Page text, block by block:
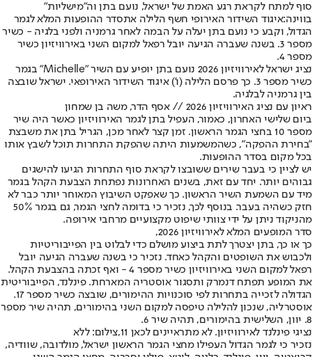
סוף למתח לקראת רגע האמת של ישראל, נועם בתן וה"מישליות"
בווינה:איגוד השידור האירופי חשף הלילה אתסדר ההופעות המלא לגמר
הגדול, וקבע כי נועם בתן יעלה על הבמה לאחר גרמניה ולפני בלגיה - כשיר
מספר 3. בשנה שעברה הגיעה יובל רפאל למקום השני באירוויזיון כשיר
מספר 4.
נציג ישראל לאירוויזיון 2026 נועם בתן יופיע עם השיר "Michelle" בגמר
כשיר מספר 3. כך פרסם הלילה (ו') איגוד השידור האירופאי. ישראל שובצה
בין גרמניה לבלגיה.
ראיון עם נציג האירוויזיון 2026 // אסף הדר, משה בן שמחון
ביום שלישי האחרון, כאמור, העפיל בתן לגמר האירוויזיון כאשר היה שיר
מספר 10 בחצי הגמר הראשון. זמן קצר לאחר מכן, הגריל בתן את משבצת
"בחירת ההפקה", כשהמשמעות היתה שהפקת התחרות תוכל לשבץ אותו
בכל מקום בסדר ההופעות.
יש לציין כי בעבר שירים ששובצו לקראת סוף התחרות הגיעו להישגים
גבוהים יותר. יחד עם זאת, בשנים האחרונות נפתחת הצבעת הקהל בגמר
מיד עם השמעת השיר הראשון. כך שאפקט השיבוץ המאוחר יותר כבר לא
חזק כשהיה בעבר. בנוסף לכך, נזכיר כי בדומה לחצי הגמר, גם בגמר 50%
מהניקוד ניתן על ידי צוותי שיפוט מקצועיים מרחבי אירופה.
סדר המופעים המלא לאירוויזיון 2026,
כך או כך, בתן יצטרך לתת ביצוע מושלם כדי לבלוט בין הפייבוריטיות
ולכבוש את השופטים והקהל כאחד. נזכיר כי בשנה שעברה הגיעה יובל
רפאל למקום השני באירוויזיון כשיר מספר 4 - ואף זכתה בהצבעת הקהל.
את המופע תפתח דנמרק ותסגור אוסטריה המארחת. פינלנד, הפייבוריטית
הגדולה לזכייה בתחרות לפי סוכנויות ההימורים, שובצה כשיר מספר 17.
אוסטרליה, שנכון להלילה טיפסה למקום השני בהימורים, תהיה שיר מספר
8. יוון, השלישית בהימורים, תהיה שיר 6.
נציגי פינלנד לאירוויזיון. לא מתראיינים לכאן 11,צילום: ללא
נזכיר כי לגמר הגדול העפילו מחצי הגמר הראשון ישראל, מולדובה, שוודיה,